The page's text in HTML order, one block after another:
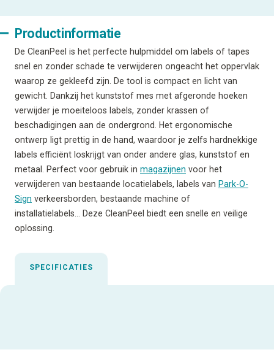
Productinformatie
De CleanPeel is het perfecte hulpmiddel om labels of tapes
snel en zonder schade te verwijderen ongeacht het oppervlak
waarop ze gekleefd zijn. De tool is compact en licht van
gewicht. Dankzij het kunststof mes met afgeronde hoeken
verwijder je moeiteloos labels, zonder krassen of
beschadigingen aan de ondergrond. Het ergonomische
ontwerp ligt prettig in de hand, waardoor je zelfs hardnekkige
labels efficiënt loskrijgt van onder andere glas, kunststof en
metaal. Perfect voor gebruik in magazijnen voor het
verwijderen van bestaande locatielabels, labels van Park-O-
Sign verkeersborden, bestaande machine of
installatielabels… Deze CleanPeel biedt een snelle en veilige
oplossing.
SPECIFICATIES